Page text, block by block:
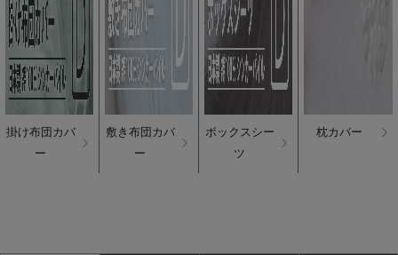
掛け布団カバ
ー
敷き布団カバ
ー
ボックスシー
ツ
枕カバー